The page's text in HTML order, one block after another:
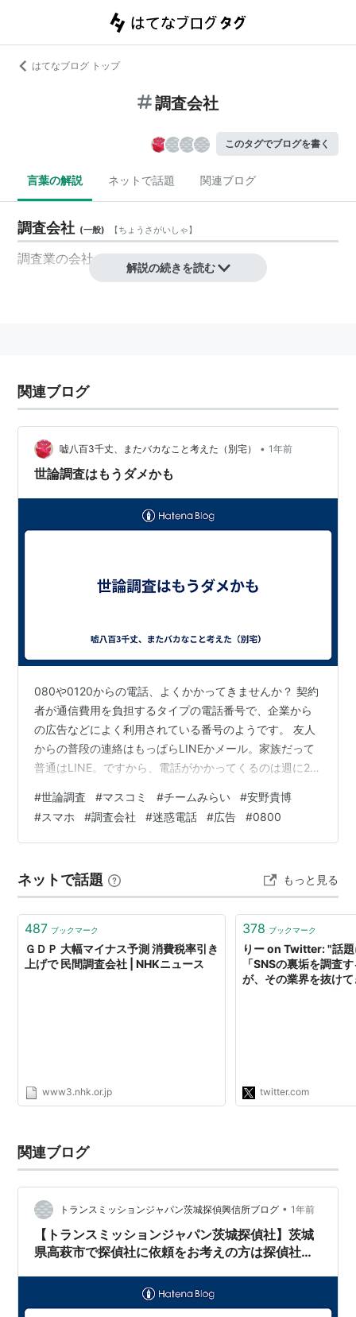
はてなブログ トップ
調査会社
このタグでブログを書く
言葉の解説 ネットで話題 関連ブログ
調査会社 (一般) 【ちょうさがいしゃ】
調査業の会社。
解説の続きを読む
関連ブログ
嘘八百3千丈、またバカなこと考えた（別宅） • 1年前
世論調査はもうダメかも
080や0120からの電話、よくかかってきませんか？ 契約
者が通信費用を負担するタイプの電話番号で、企業から
の広告などによく利用されている番号のようです。 友人
からの普段の連絡はもっぱらLINEかメール。家族だって
普通はLINE。ですから、電話がかかってくるのは週に2,3
もわずスマホを開いてみます。大抵は080や0120で始ま
るもので、そういうのは２，３コールですぐ切れてしま
いますし、どうせ音声通話による何かの勧誘ですからま
ることがあるので、念の為にネットで検索、発信主を確
認するようにしていま…
#世論調査 #マスコミ #チームみらい #安野貴博
#スマホ #調査会社 #迷惑電話 #広告 #0800
ネットで話題 もっと見る
487 ブックマーク
ＧＤＰ 大幅マイナス予測 消費税率引き
上げで 民間調査会社 | NHKニュース
www3.nhk.or.jp
378 ブックマーク
りー on Twitter: "話
「SNSの裏垢を調査
が、その業界を抜け
twitter.com
関連ブログ
トランスミッションジャパン茨城探偵興信所ブログ • 1年前
【トランスミッションジャパン茨城探偵社】茨城
県高萩市で探偵社に依頼をお考えの方は探偵社Ｔ